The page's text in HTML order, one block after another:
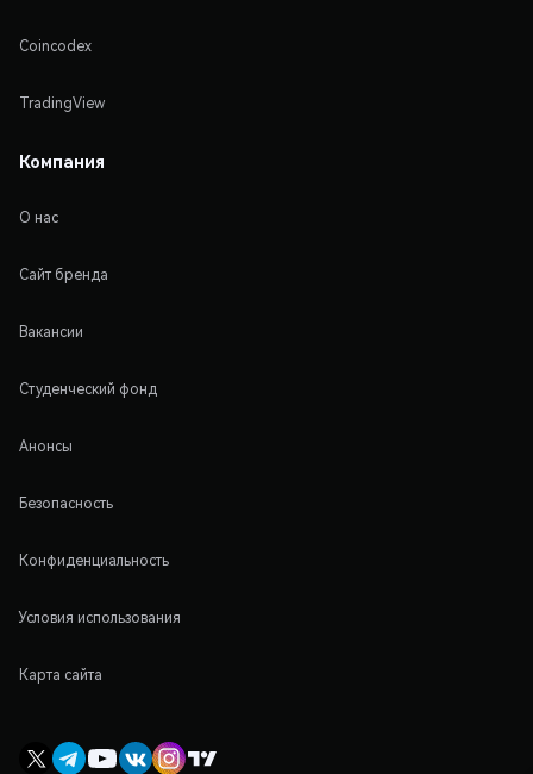
Coincodex
TradingView
Компания
О нас
Сайт бренда
Вакансии
Студенческий фонд
Анонсы
Безопасность
Конфиденциальность
Условия использования
Карта сайта